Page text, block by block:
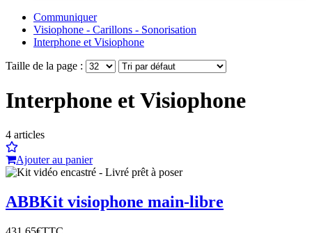
Communiquer
Visiophone - Carillons - Sonorisation
Interphone et Visiophone
Taille de la page :
Interphone et Visiophone
4 articles
Ajouter au panier
ABBKit visiophone main-libre